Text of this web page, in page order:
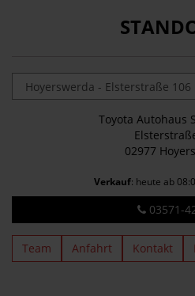
Toyota Autohaus
02977
Verkauf: heute ab
03571-
Team Anfahrt Kontakt